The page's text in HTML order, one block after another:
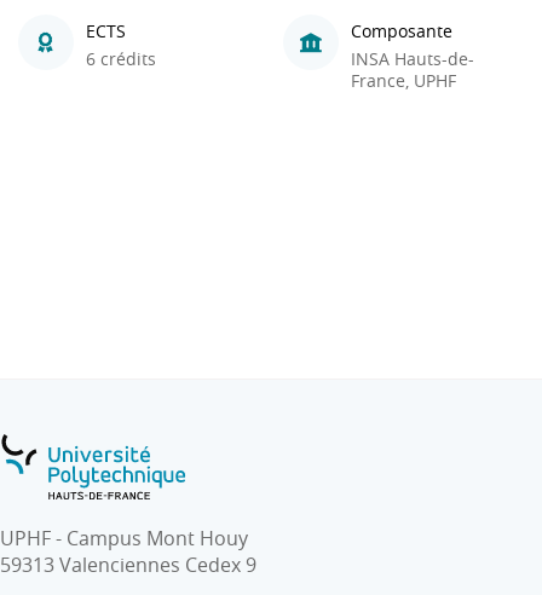
ECTS
6 crédits
Composante
INSA Hauts-de-
France, UPHF
UPHF - Campus Mont Houy
59313 Valenciennes Cedex 9